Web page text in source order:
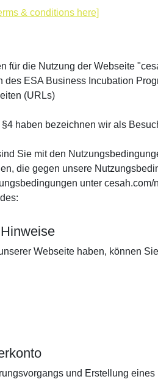
& conditions here]
für die Nutzung der Webseite
des ESA Business Incubation
(URLs)
haben bezeichnen wir als
Sie mit den
die gegen unsere
unter
Webseite haben, können
und Erstellung